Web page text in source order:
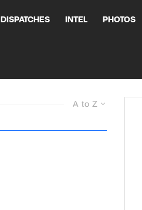
DISPATCHES INTEL PHOTOS
A to Z